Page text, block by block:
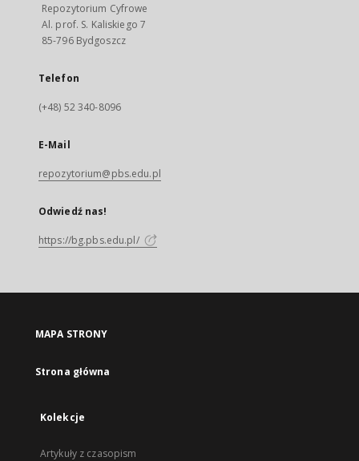
Repozytorium Cyfrowe
Al. prof. S. Kaliskiego 7
85-796 Bydgoszcz
Telefon
(+48) 52 340-8096
E-Mail
repozytorium@pbs.edu.pl
Odwiedź nas!
https://bg.pbs.edu.pl/
MAPA STRONY
Strona główna
Kolekcje
Artykuły z czasopism